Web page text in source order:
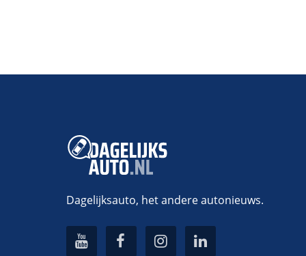
Dagelijksauto, het andere autonieuws.